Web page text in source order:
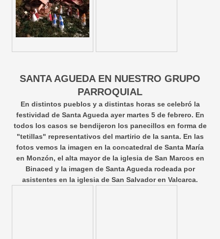
SANTA AGUEDA EN NUESTRO GRUPO
PARROQUIAL
En distintos pueblos y a distintas horas se celebró la
festividad de Santa Agueda ayer martes 5 de febrero. En
todos los casos se bendijeron los panecillos en forma de
"tetillas" representativos del martirio de la santa. En las
fotos vemos la imagen en la concatedral de Santa María
en Monzón, el alta mayor de la iglesia de San Marcos en
Binaced y la imagen de Santa Agueda rodeada por
asistentes en la iglesia de San Salvador en Valcarca.